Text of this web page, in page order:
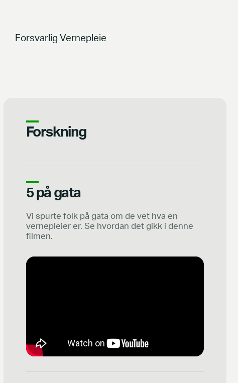
Forsvarlig Vernepleie
Forskning
5 på gata
Vi spurte folk på gata om de vet hva en
vernepleier er. Se hvordan det gikk i denne
filmen.